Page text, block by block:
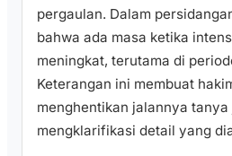
pergaulan. Dalam
bahwa ada masa ketika
meningkat, terutama di
Keterangan ini membuat
menghentikan jalannya
mengklarifikasi detail yang